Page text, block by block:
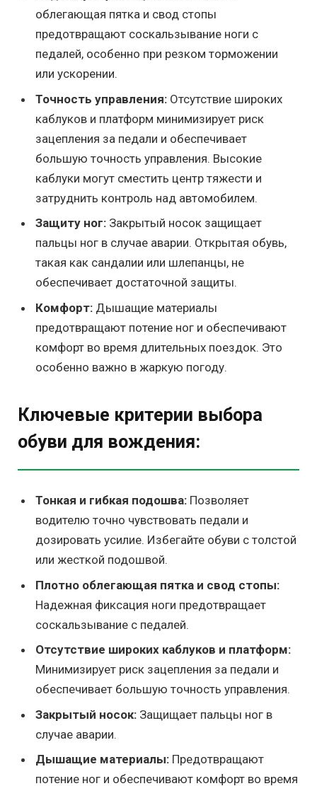
облегающая пятка и свод стопы
предотвращают соскальзывание ноги с
педалей, особенно при резком торможении
или ускорении.
Точность управления: Отсутствие широких
каблуков и платформ минимизирует риск
зацепления за педали и обеспечивает
большую точность управления. Высокие
каблуки могут сместить центр тяжести и
затруднить контроль над автомобилем.
Защиту ног: Закрытый носок защищает
пальцы ног в случае аварии. Открытая обувь,
такая как сандалии или шлепанцы, не
обеспечивает достаточной защиты.
Комфорт: Дышащие материалы
предотвращают потение ног и обеспечивают
комфорт во время длительных поездок. Это
особенно важно в жаркую погоду.
Ключевые критерии выбора
обуви для вождения:
Тонкая и гибкая подошва: Позволяет
водителю точно чувствовать педали и
дозировать усилие. Избегайте обуви с толстой
или жесткой подошвой.
Плотно облегающая пятка и свод стопы:
Надежная фиксация ноги предотвращает
соскальзывание с педалей.
Отсутствие широких каблуков и платформ:
Минимизирует риск зацепления за педали и
обеспечивает большую точность управления.
Закрытый носок: Защищает пальцы ног в
случае аварии.
Дышащие материалы: Предотвращают
потение ног и обеспечивают комфорт во время